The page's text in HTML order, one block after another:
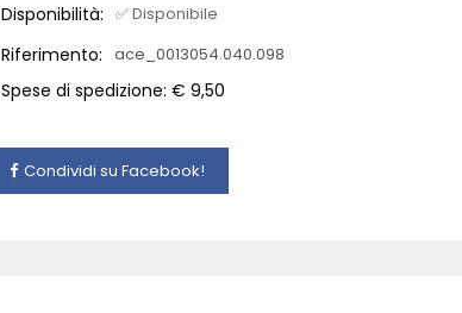
Disponibilità: ✅ Disponibile
Riferimento: ace_0013054.040.098
Spese di spedizione: € 9,50
Condividi su Facebook!